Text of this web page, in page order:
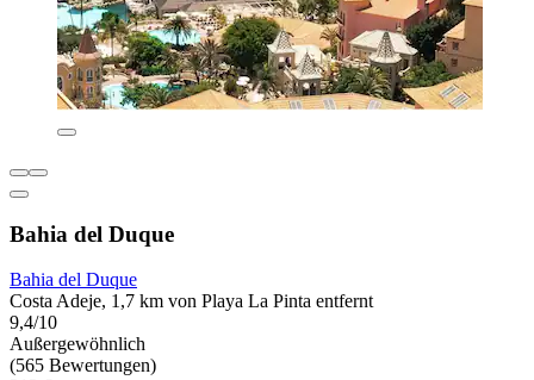
Bahia del Duque
Bahia del Duque
Costa Adeje, 1,7 km von Playa La Pinta entfernt
9,4/10
Außergewöhnlich
(565 Bewertungen)